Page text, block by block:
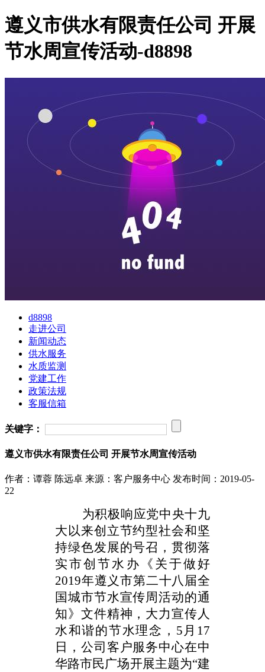
遵义市供水有限责任公司 开展
节水周宣传活动-d8898
d8898
走进公司
新闻动态
供水服务
水质监测
党建工作
政策法规
客服信箱
关键字：
遵义市供水有限责任公司 开展节水周宣传活动
作者：谭蓉 陈远卓 来源：客户服务中心 发布时间：2019-05-
22
为积极响应党中央十九
大以来创立节约型社会和坚
持绿色发展的号召，贯彻落
实市创节水办《关于做好
2019年遵义市第二十八届全
国城市节水宣传周活动的通
知》 文件精神 ，大力宣传人
水和谐的节水理念， 5 月 17
日，公司客户服务中心在中
华路市民广场开展主题为“建